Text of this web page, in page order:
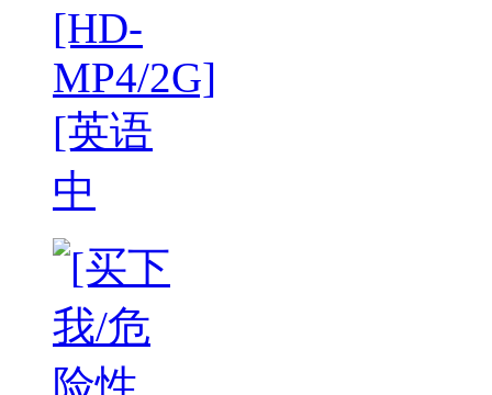
[HD-
MP4/2G]
[英语
中